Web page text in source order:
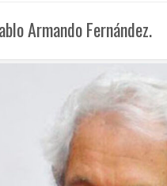
Armando Fernández.